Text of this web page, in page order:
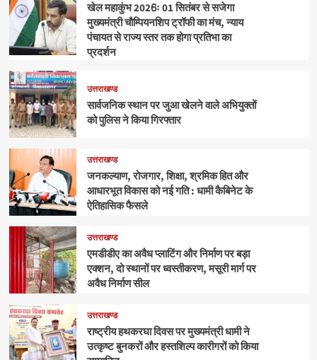
खेल महाकुंभ 2026ः 01 सितंबर से सजेगा
मुख्यमंत्री चौम्पियनशिप ट्रॉफी का मंच, न्याय
पंचायत से राज्य स्तर तक होगा प्रतिभा का
प्रदर्शन
उत्तराखण्ड
सार्वजनिक स्थान पर जुआ खेलने वाले अभियुक्तों
को पुलिस ने किया गिरफ्तार
उत्तराखण्ड
जनकल्याण, रोजगार, शिक्षा, श्रमिक हित और
आधारभूत विकास को नई गति : धामी कैबिनेट के
ऐतिहासिक फैसले
उत्तराखण्ड
एमडीडीए का अवैध प्लाटिंग और निर्माण पर बड़ा
एक्शन, दो स्थानों पर ध्वस्तीकरण, मसूरी मार्ग पर
अवैध निर्माण सील
उत्तराखण्ड
राष्ट्रीय हथकरघा दिवस पर मुख्यमंत्री धामी ने
उत्कृष्ट बुनकरों और हस्तशिल्प कारीगरों को किया